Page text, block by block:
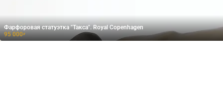
Фарфоровая статуэтка "Такса". Royal Copenhagen
95 000₽